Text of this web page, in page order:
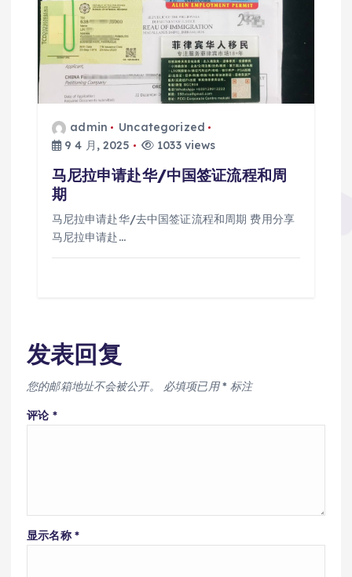
admin
Uncategorized
9 4 月, 2025
1033 views
马尼拉申请赴华/中国签证流程和周
期
马尼拉申请赴华/去中国签证流程和周期 费用分享
马尼拉申请赴…
发表回复
您的邮箱地址不会被公开。 必填项已用* 标注
评论 *
显示名称 *